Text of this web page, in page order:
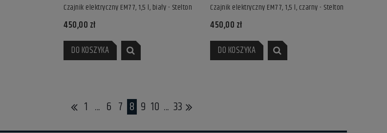
Czajnik elektryczny EM77, 1,5 l, biały - Stelton
450,00 zł
DO KOSZYKA
Czajnik elektryczny EM77, 1,5 l, czarny - Stelton
450,00 zł
DO KOSZYKA
1 ... 6 7 8 9 10 ... 33